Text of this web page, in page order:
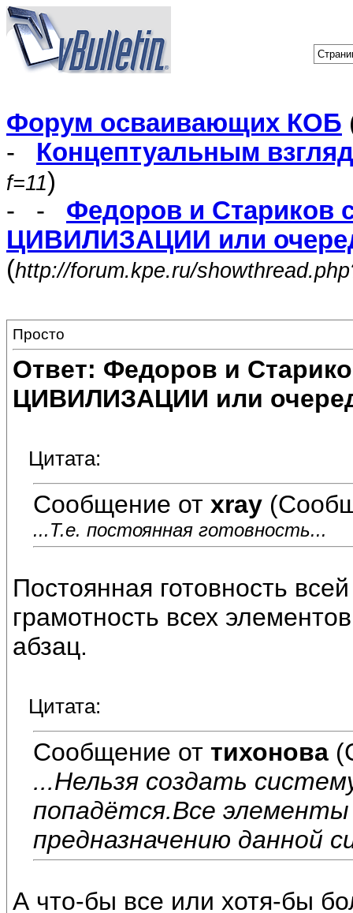
Форум осваивающих КОБ
- Концептуальным
f=11)
- - Федоров и Стариков
ЦИВИЛИЗАЦИИ или
(http://forum.kpe.ru/
Просто
Ответ: Федоров и
ЦИВИЛИЗАЦИИ или
Цитата:
Сообщение от xray
...Т.е. постоянная готовность...
Постоянная готовность
грамотность всех
абзац.
Цитата:
Сообщение от тихонова
...Нельзя создать
попадётся.Все
предназначению данной
А что-бы все или хотя-бы